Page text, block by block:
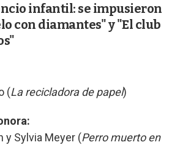
infantil: se impusieron
con diamantes" y "El club
(La recicladora de papel)
y Sylvia Meyer (Perro muerto en